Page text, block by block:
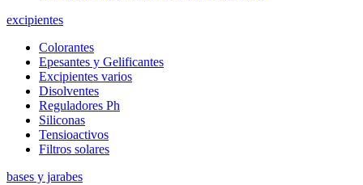
excipientes
Colorantes
Epesantes y Gelificantes
Excipientes varios
Disolventes
Reguladores Ph
Siliconas
Tensioactivos
Filtros solares
bases y jarabes